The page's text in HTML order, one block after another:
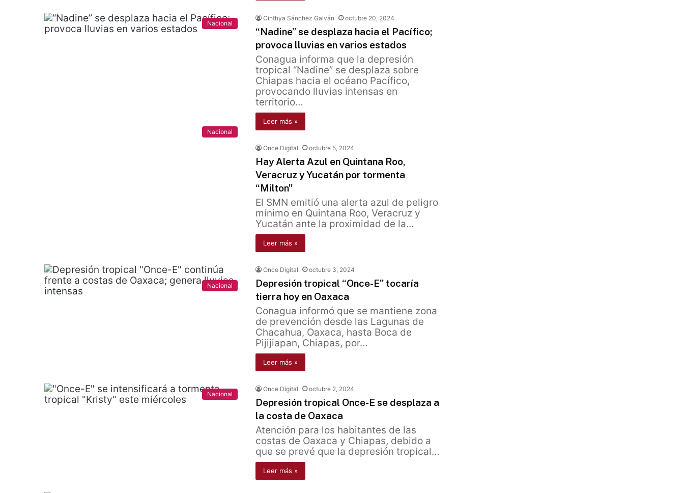
Nacional
Cinthya Sánchez Galván octubre 20, 2024
“Nadine” se desplaza hacia el Pacífico;
provoca lluvias en varios estados
Conagua informa que la depresión
tropical “Nadine” se desplaza sobre
Chiapas hacia el océano Pacífico,
provocando lluvias intensas en
territorio…
Leer más »
Nacional
Once Digital octubre 5, 2024
Hay Alerta Azul en Quintana Roo,
Veracruz y Yucatán por tormenta
“Milton”
El SMN emitió una alerta azul de peligro
mínimo en Quintana Roo, Veracruz y
Yucatán ante la proximidad de la…
Leer más »
Nacional
Once Digital octubre 3, 2024
Depresión tropical “Once-E” tocaría
tierra hoy en Oaxaca
Conagua informó que se mantiene zona
de prevención desde las Lagunas de
Chacahua, Oaxaca, hasta Boca de
Pijijiapan, Chiapas, por…
Leer más »
Nacional
Once Digital octubre 2, 2024
Depresión tropical Once-E se desplaza a
la costa de Oaxaca
Atención para los habitantes de las
costas de Oaxaca y Chiapas, debido a
que se prevé que la depresión tropical…
Leer más »